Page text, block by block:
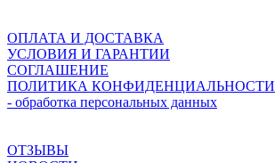
ОПЛАТА И ДОСТАВКА
УСЛОВИЯ И ГАРАНТИИ
СОГЛАШЕНИЕ
ПОЛИТИКА КОНФИДЕНЦИАЛЬНОСТИ
- обработка персональных данных
ОТЗЫВЫ